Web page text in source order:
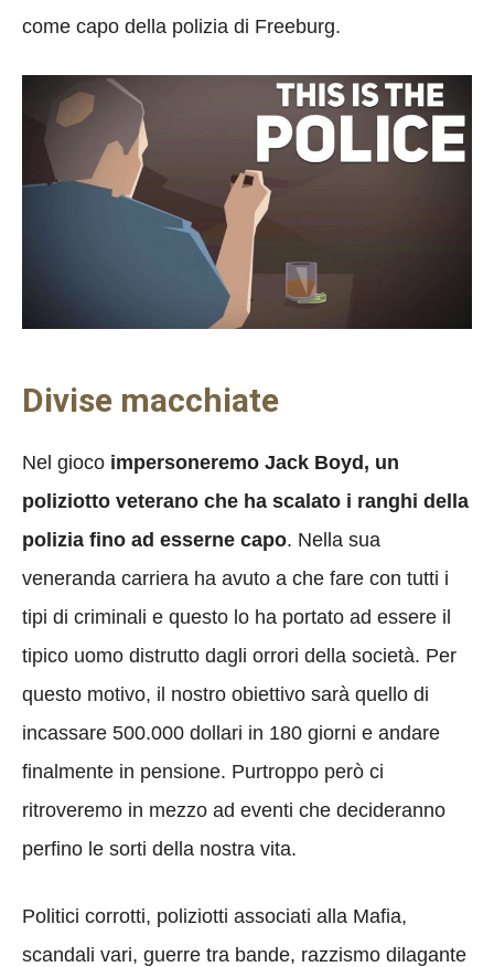
come capo della polizia di Freeburg.
Divise macchiate
Nel gioco impersoneremo Jack Boyd, un
poliziotto veterano che ha scalato i ranghi della
polizia fino ad esserne capo. Nella sua
veneranda carriera ha avuto a che fare con tutti i
tipi di criminali e questo lo ha portato ad essere il
tipico uomo distrutto dagli orrori della società. Per
questo motivo, il nostro obiettivo sarà quello di
incassare 500.000 dollari in 180 giorni e andare
finalmente in pensione. Purtroppo però ci
ritroveremo in mezzo ad eventi che decideranno
perfino le sorti della nostra vita.
Politici corrotti, poliziotti associati alla Mafia,
scandali vari, guerre tra bande, razzismo dilagante